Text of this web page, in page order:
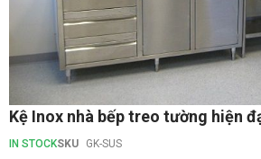
Skip
the
Kệ Inox nhà bếp treo tường hiện
IN STOCKSKU GK-SUS